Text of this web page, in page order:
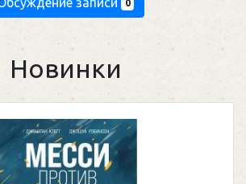
0
Новинки